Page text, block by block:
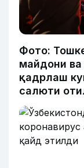
Фото:
майдони ва
қадрлаш
салюти